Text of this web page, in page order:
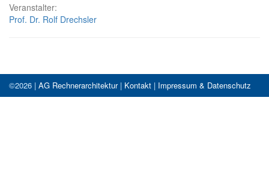
Veranstalter:
Prof. Dr. Rolf Drechsler
©2026 | AG Rechnerarchitektur| Kontakt | Impressum & Datenschutz